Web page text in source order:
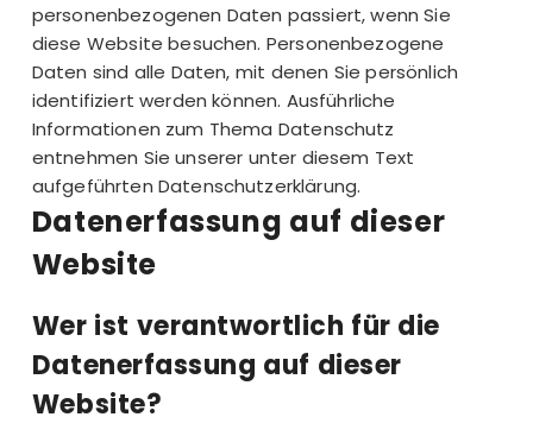
personenbezogenen Daten passiert, wenn Sie
diese Website besuchen. Personenbezogene
Daten sind alle Daten, mit denen Sie persönlich
identifiziert werden können. Ausführliche
Informationen zum Thema Datenschutz
entnehmen Sie unserer unter diesem Text
aufgeführten Datenschutzerklärung.
Datenerfassung auf dieser
Website
Wer ist verantwortlich für die
Datenerfassung auf dieser
Website?